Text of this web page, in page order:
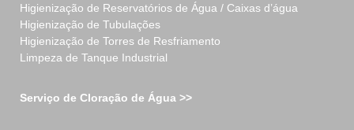
Higienização de Reservatórios de Água / Caixas d’água
Higienização de Tubulações
Higienização de Torres de Resfriamento
Limpeza de Tanque Industrial
Serviço de Cloração de Água >>